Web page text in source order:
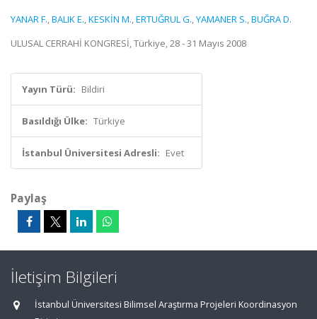
YANAR F.,BALIK E.,KESKİN M.,ERTUĞRUL G.,YAMANER S.,BUĞRA D.
ULUSAL CERRAHİ KONGRESİ, Türkiye, 28 - 31 Mayıs 2008
Yayın Türü: Bildiri
Basıldığı Ülke: Türkiye
İstanbul Üniversitesi Adresli: Evet
Paylaş
İletişim Bilgileri
İstanbul Üniversitesi Bilimsel Araştırma Projeleri Koordinasyon